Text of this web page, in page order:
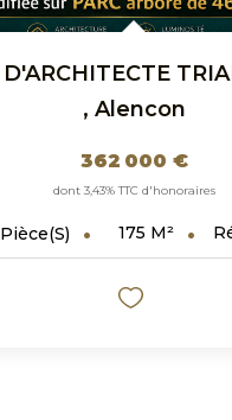
, Alencon
362 000 €
dont 3,43% TTC d'honoraires
Pièce(s) 175 M²